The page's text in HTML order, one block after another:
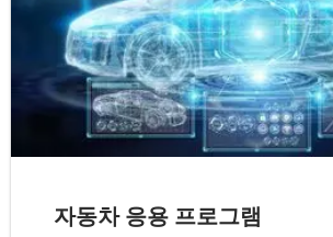
자동차 응용 프로그램